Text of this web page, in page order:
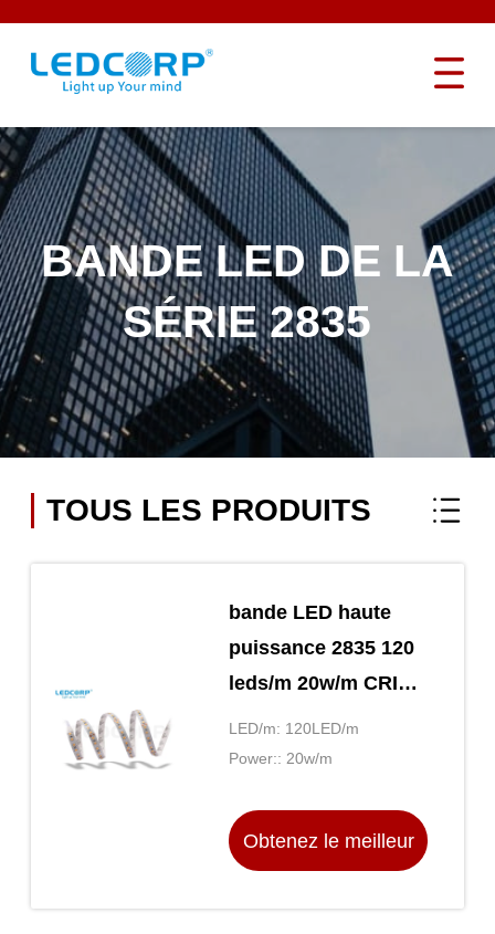
BANDE LED DE LA
SÉRIE 2835
TOUS LES PRODUITS
bande LED haute
puissance 2835 120
leds/m 20w/m CRI
80+ 90+ chaud
Aucune zone
ininterrompue Faible
décomposition et
LED/m: 120LED/m
Power:: 20w/m
Obtenez le meilleur